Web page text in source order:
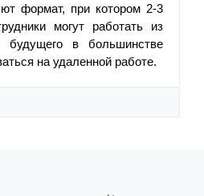
формат, при котором 2-3
могут работать из
будущего в большинстве
на удаленной работе.